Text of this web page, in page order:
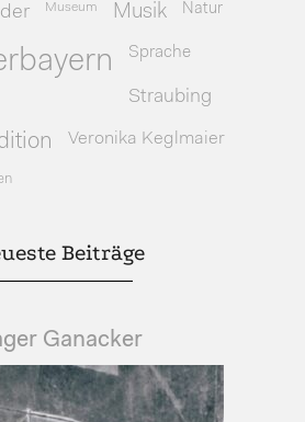
Museum Musik Natur
Sprache
Straubing
Veronika Keglmaier
Beiträge
Ganacker